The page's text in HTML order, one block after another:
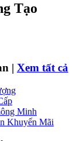
Tạo
| Xem tất cả
Minh
Khuyến Mãi